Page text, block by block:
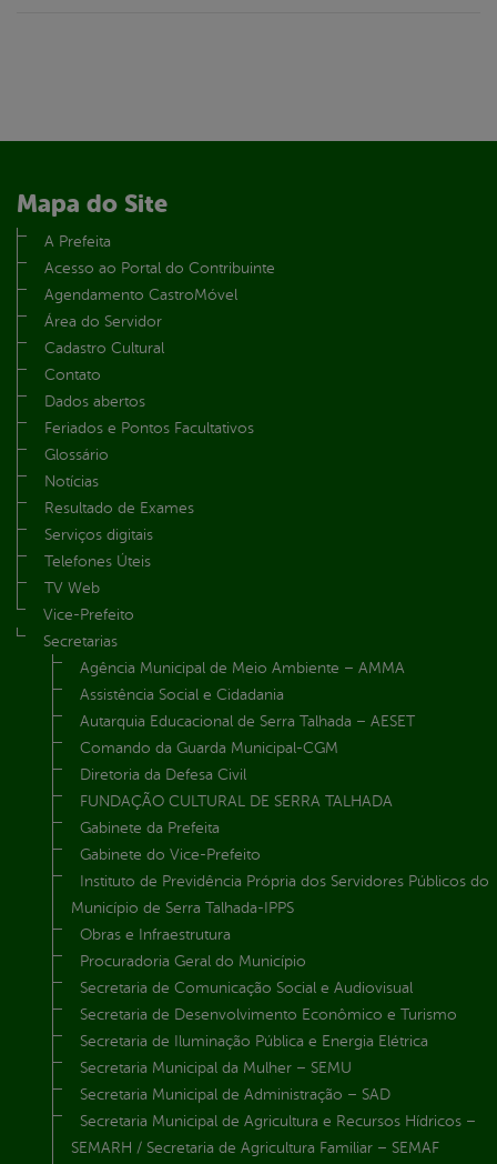
Mapa do Site
A Prefeita
Acesso ao Portal do Contribuinte
Agendamento CastroMóvel
Área do Servidor
Cadastro Cultural
Contato
Dados abertos
Feriados e Pontos Facultativos
Glossário
Notícias
Resultado de Exames
Serviços digitais
Telefones Úteis
TV Web
Vice-Prefeito
Secretarias
Agência Municipal de Meio Ambiente – AMMA
Assistência Social e Cidadania
Autarquia Educacional de Serra Talhada – AESET
Comando da Guarda Municipal-CGM
Diretoria da Defesa Civil
FUNDAÇÃO CULTURAL DE SERRA TALHADA
Gabinete da Prefeita
Gabinete do Vice-Prefeito
Instituto de Previdência Própria dos Servidores Públicos do
Município de Serra Talhada-IPPS
Obras e Infraestrutura
Procuradoria Geral do Município
Secretaria de Comunicação Social e Audiovisual
Secretaria de Desenvolvimento Econômico e Turismo
Secretaria de Iluminação Pública e Energia Elétrica
Secretaria Municipal da Mulher – SEMU
Secretaria Municipal de Administração – SAD
Secretaria Municipal de Agricultura e Recursos Hídricos –
SEMARH / Secretaria de Agricultura Familiar – SEMAF